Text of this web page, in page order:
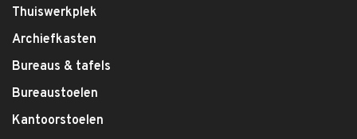
Thuiswerkplek
Archiefkasten
Bureaus & tafels
Bureaustoelen
Kantoorstoelen